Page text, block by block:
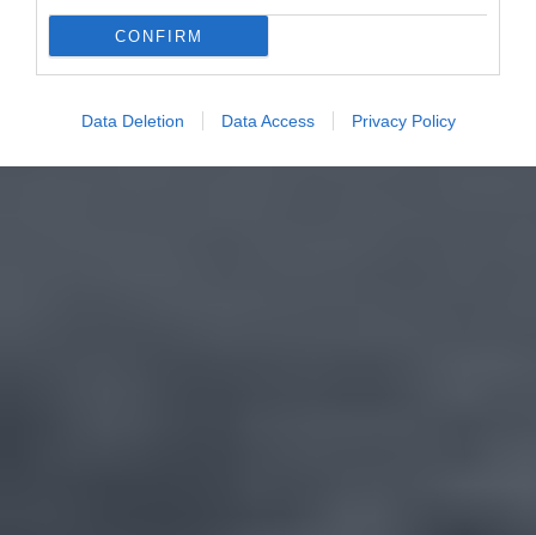
CONFIRM
Data Deletion Data Access Privacy Policy